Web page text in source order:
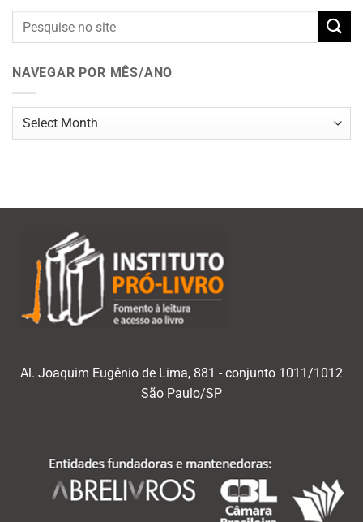
NAVEGAR POR MÊS/ANO
Navegar
Al. Joaquim Eugênio de Lima, 881 - conjunto 1011/1012
São Paulo/SP